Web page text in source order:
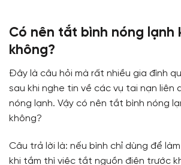
Có nên tắt bình nóng lạnh
không?
Đây là câu hỏi mà rất nhiều gia đình
sau khi nghe tin về các vụ tai nạn liên
nóng lạnh. Vậy có nên tắt bình nóng
không?
Câu trả lời là: nếu bình chỉ dùng để
khi tắm thì việc tắt nguồn điện trước